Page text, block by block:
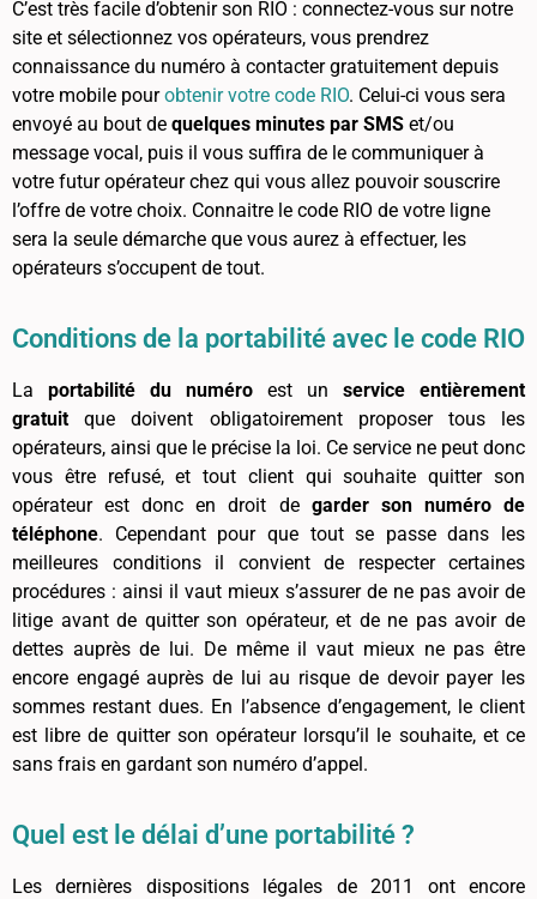
C’est très facile d’obtenir son RIO : connectez-vous sur notre
site et sélectionnez vos opérateurs, vous prendrez
connaissance du numéro à contacter gratuitement depuis
votre mobile pourobtenir votre code RIO. Celui-ci vous sera
envoyé au bout de quelques minutes par SMS et/ou
message vocal, puis il vous suffira de le communiquer à
votre futur opérateur chez qui vous allez pouvoir souscrire
l’offre de votre choix. Connaitre le code RIO de votre ligne
sera la seule démarche que vous aurez à effectuer, les
opérateurs s’occupent de tout.
Conditions de la portabilité avec le code RIO
La portabilité du numéro est un service entièrement
gratuit que doivent obligatoirement proposer tous les
opérateurs, ainsi que le précise la loi. Ce service ne peut donc
vous être refusé, et tout client qui souhaite quitter son
opérateur est donc en droit de garder son numéro de
téléphone. Cependant pour que tout se passe dans les
meilleures conditions il convient de respecter certaines
procédures : ainsi il vaut mieux s’assurer de ne pas avoir de
litige avant de quitter son opérateur, et de ne pas avoir de
dettes auprès de lui. De même il vaut mieux ne pas être
encore engagé auprès de lui au risque de devoir payer les
sommes restant dues. En l’absence d’engagement, le client
est libre de quitter son opérateur lorsqu’il le souhaite, et ce
sans frais en gardant son numéro d’appel.
Quel est le délai d’une portabilité ?
Les dernières dispositions légales de 2011 ont encore